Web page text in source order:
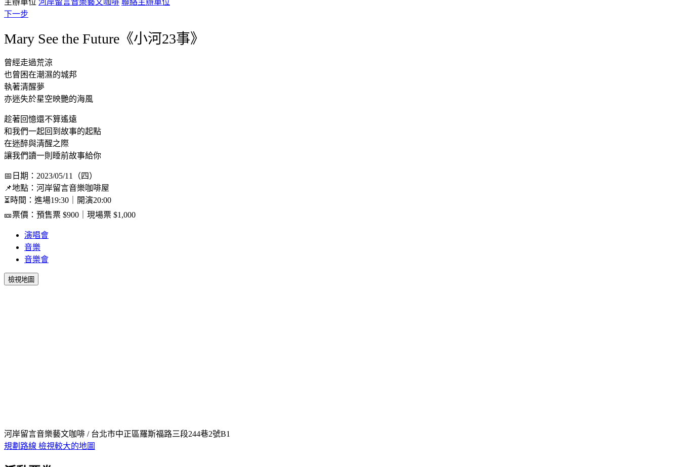
下一步
Mary See the Future《小河23事》
曾經走過荒涼
也曾困在潮濕的城邦
執著清醒夢
亦迷失於星空映艷的海風
趁著回憶還不算遙遠
和我們一起回到故事的起點
在迷醉與清醒之際
讓我們讀一則睡前故事給你
📅日期：2023/05/11（四）
📌地點：河岸留言音樂咖啡屋
⏳時間：進場19:30｜開演20:00
🎫票價：預售票 $900｜現場票 $1,000
演唱會
音樂
音樂會
檢視地圖
河岸留言音樂藝文咖啡 / 台北市中正區羅斯福路三段244巷2號B1
規劃路線 檢視較大的地圖